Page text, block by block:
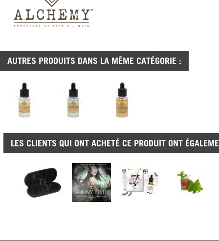
AUTRES PRODUITS DANS LA MÊME CATÉGORIE :
LES CLIENTS QUI ONT ACHETÉ CE PRODUIT ONT